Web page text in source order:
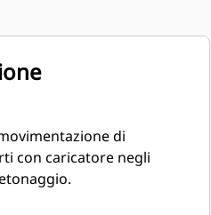
di
con caricatore negli